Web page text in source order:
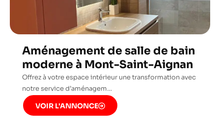
Aménagement de salle de bain
moderne à Mont-Saint-Aignan
Offrez à votre espace intérieur une transformation avec
notre service d’aménagem…
VOIR L'ANNONCE